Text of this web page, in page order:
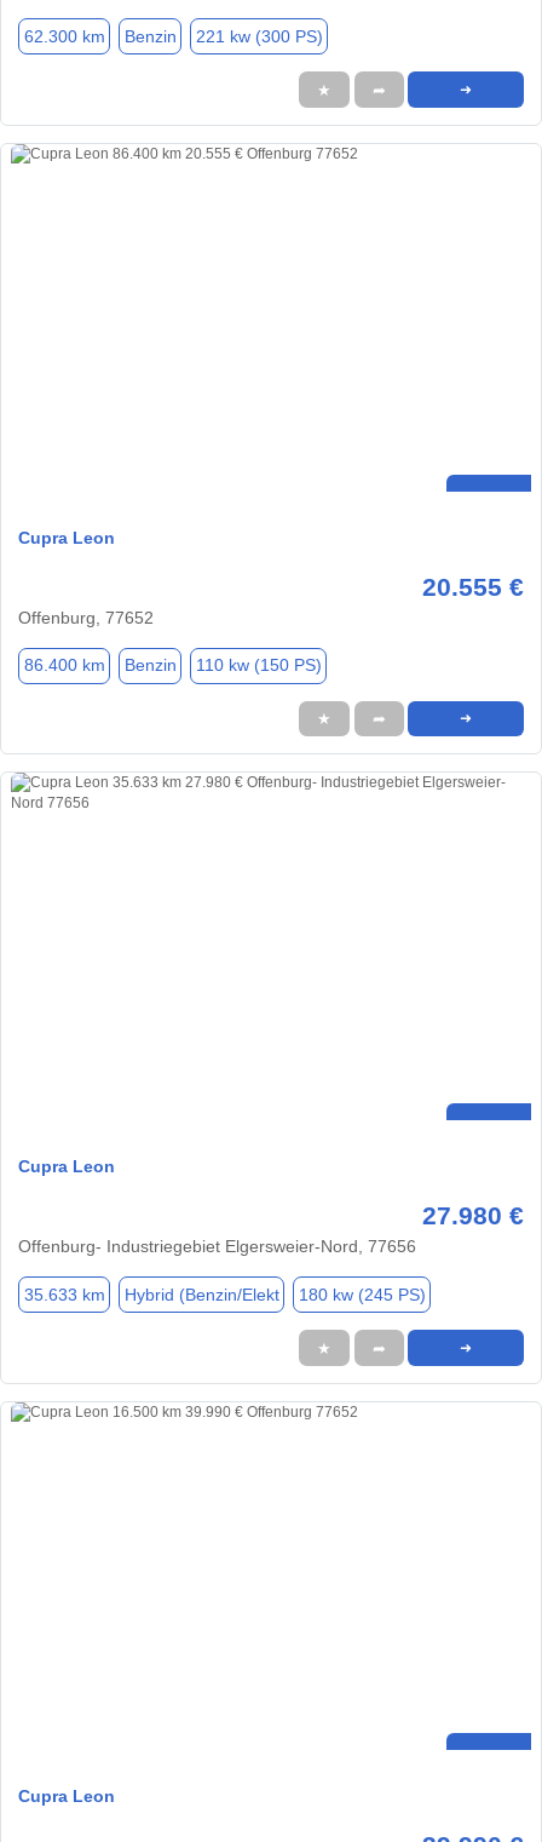
62.300 km Benzin 221 kw (300 PS)
★ ➦ ➜
Cupra Leon
20.555 €
Offenburg, 77652
86.400 km Benzin 110 kw (150 PS)
★ ➦ ➜
Cupra Leon
27.980 €
Offenburg- Industriegebiet Elgersweier-Nord, 77656
35.633 km Hybrid (Benzin/Elekt 180 kw (245 PS)
★ ➦ ➜
Cupra Leon